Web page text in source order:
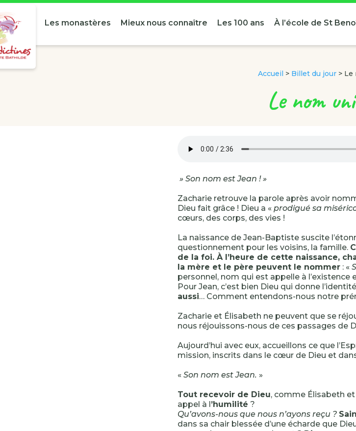
Les monastères Mieux nous connaître Les 100 ans À l’école de St
Accueil > Billet du jour > Le
Le nom
» Son nom est Jean ! »
Zacharie retrouve la parole après avoir
Dieu fait grâce ! Dieu a « prodigué sa
cœurs, des corps, des vies !
La naissance de Jean-Baptiste suscite
questionnement pour les voisins, la famille.
de la foi. À l’heure de cette naissance,
la mère et le père peuvent le nommer : «
personnel, nom qui est appelle à l’existence
Pour Jean, c’est bien Dieu qui donne
aussi… Comment entendons-nous notre
Zacharie et Élisabeth ne peuvent que se
nous réjouissons-nous de ces passages de
Aujourd’hui avec eux, accueillons ce que
mission, inscrits dans le cœur de Dieu et
« Son nom est Jean. »
Tout recevoir de Dieu, comme Élisabeth et
appel à l’humilité ?
Qu’avons-nous que nous n’ayons reçu ?
dans sa chair blessée d’une écharde que